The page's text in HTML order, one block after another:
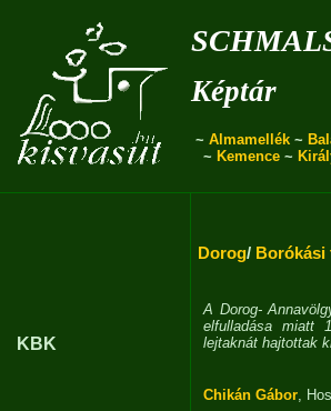
Képtár
~ Almamellék ~
~ Kemence~
KBK
Dorog/ Borókási
A Dorog-
elfulladása miatt
lejtaknát hajtottak
Chikán Gábor,